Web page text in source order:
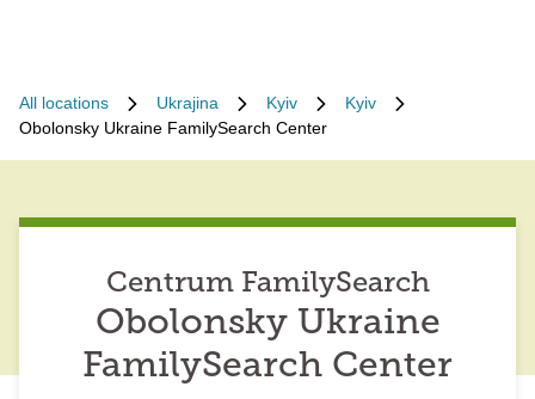
All locations Ukrajina Kyiv
Kyiv
Obolonsky Ukraine FamilySearch Center
Centrum FamilySearch
Obolonsky Ukraine
FamilySearch Center